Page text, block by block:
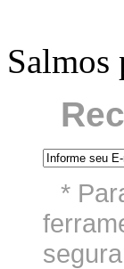
Salmos
*